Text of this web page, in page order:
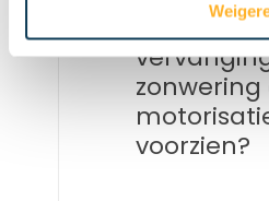
4
Kan ik bij
zonwering
voorzien?